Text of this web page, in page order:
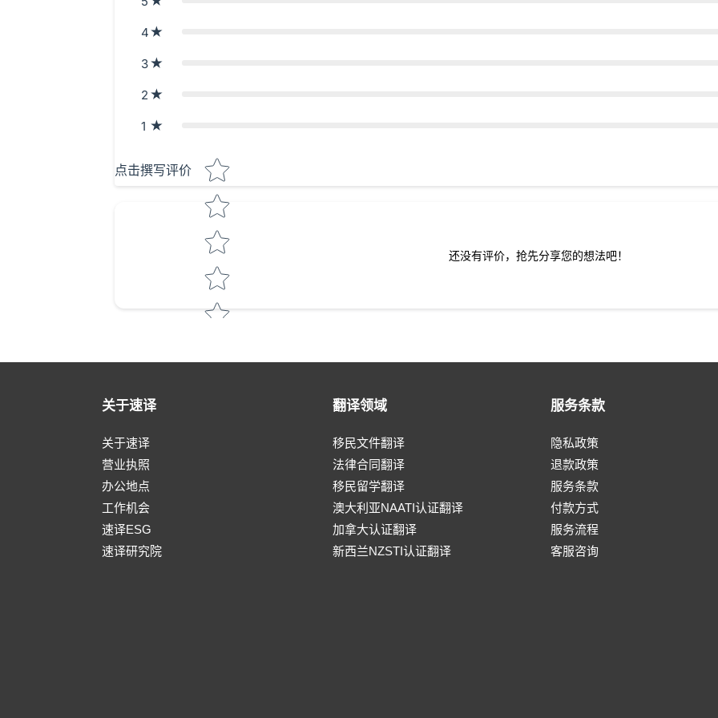
4
3
2
1
点击撰写评价
Star rating
还没有评价，抢先分享您的想法吧！
关于速译
关于速译
营业执照
办公地点
工作机会
速译ESG
速译研究院
翻译领域
移民文件翻译
法律合同翻译
移民留学翻译
澳大利亚NAATI认证翻译
加拿大认证翻译
新西兰NZSTI认证翻译
服务条款
隐私政策
退款政策
服务条款
付款方式
服务流程
客服咨询